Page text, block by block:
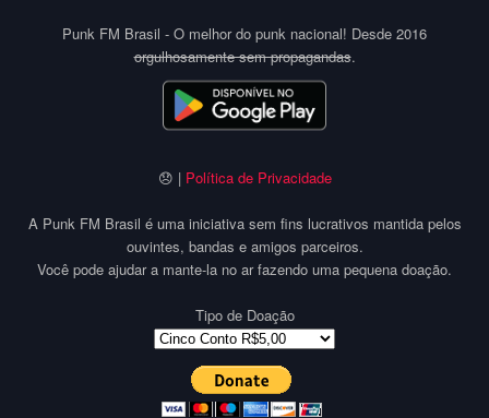
Punk FM Brasil - O melhor do punk nacional! Desde 2016
orgulhosamente sem propagandas.
😞 | Política de Privacidade
A Punk FM Brasil é uma iniciativa sem fins lucrativos mantida pelos
ouvintes, bandas e amigos parceiros.
Você pode ajudar a mante-la no ar fazendo uma pequena doação.
Tipo de Doação